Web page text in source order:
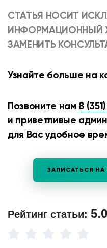
СТАТЬЯ НОСИТ
ИНФОРМАЦИОННЫЙ
ЗАМЕНИТЬ
Узнайте больше на
Позвоните нам 8
и приветливые
для Вас удобное
ЗАПИСАТЬСЯ НА
Рейтинг статьи: 5.0